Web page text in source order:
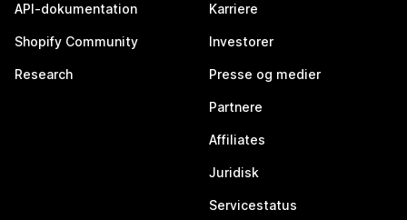
API-dokumentation
Shopify Community
Research
Karriere
Investorer
Presse og medier
Partnere
Affiliates
Juridisk
Servicestatus